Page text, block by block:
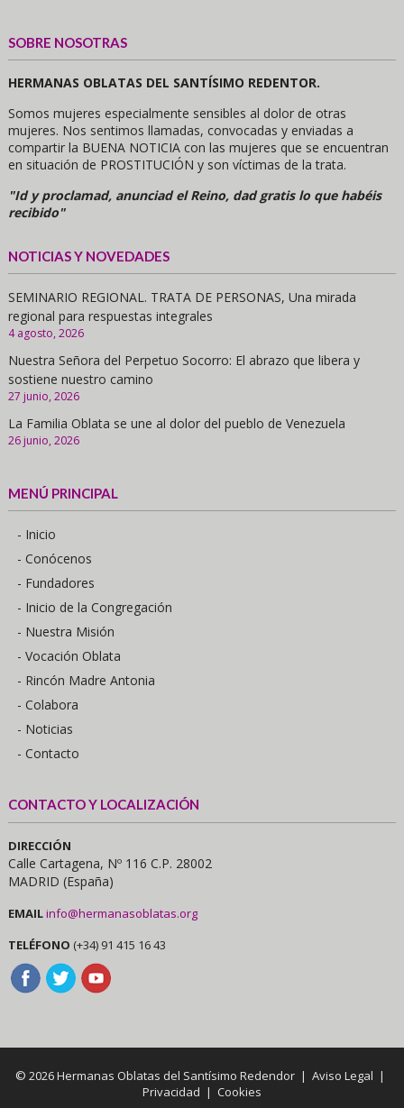
SOBRE NOSOTRAS
HERMANAS OBLATAS DEL SANTÍSIMO REDENTOR.
Somos mujeres especialmente sensibles al dolor de otras
mujeres. Nos sentimos llamadas, convocadas y enviadas a
compartir la BUENA NOTICIA con las mujeres que se encuentran
en situación de PROSTITUCIÓN y son víctimas de la trata.
"Id y proclamad, anunciad el Reino, dad gratis lo que habéis
recibido"
NOTICIAS Y NOVEDADES
SEMINARIO REGIONAL. TRATA DE PERSONAS, Una mirada
regional para respuestas integrales
4 agosto, 2026
Nuestra Señora del Perpetuo Socorro: El abrazo que libera y
sostiene nuestro camino
27 junio, 2026
La Familia Oblata se une al dolor del pueblo de Venezuela
26 junio, 2026
MENÚ PRINCIPAL
- Inicio
- Conócenos
- Fundadores
- Inicio de la Congregación
- Nuestra Misión
- Vocación Oblata
- Rincón Madre Antonia
- Colabora
- Noticias
- Contacto
CONTACTO Y LOCALIZACIÓN
DIRECCIÓN
Calle Cartagena, Nº 116 C.P. 28002
MADRID (España)
EMAILinfo@hermanasoblatas.org
TELÉFONO (+34) 91 415 16 43
© 2026 Hermanas Oblatas del Santísimo Redendor |Aviso Legal |
Privacidad | Cookies